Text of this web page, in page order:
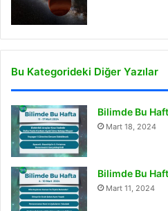
Bu Kategorideki Diğer Yazılar
Bilimde Bu
Mart 18, 2024
Bilimde Bu
Mart 11, 2024